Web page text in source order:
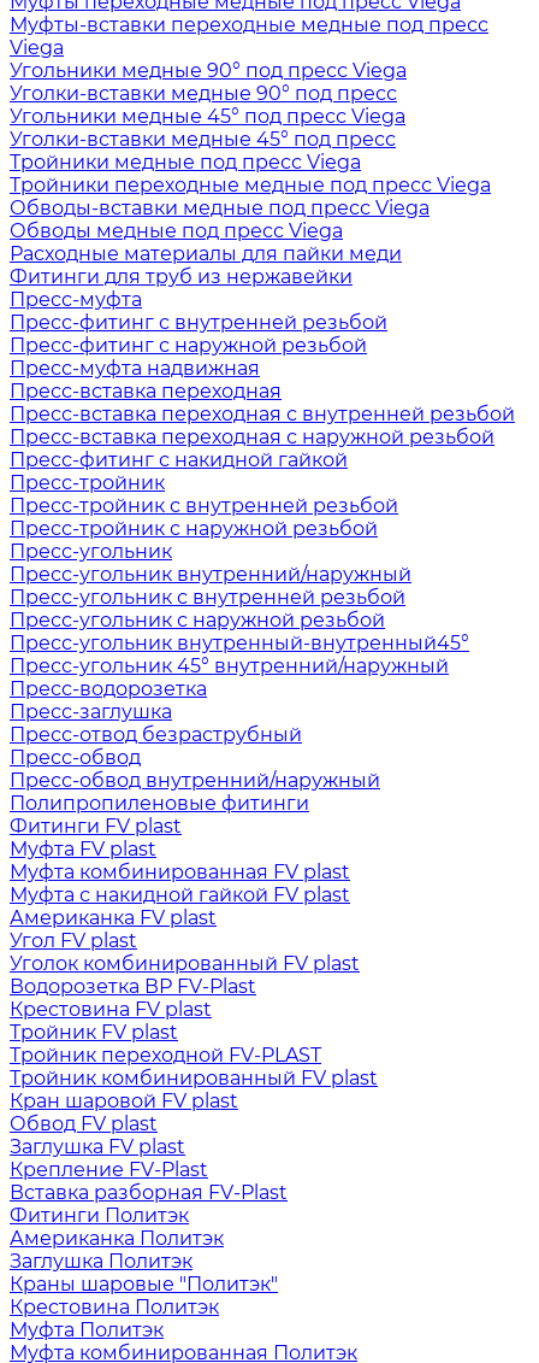
Муфты-вставки переходные медные под пресс
Viega
Угольники медные 90° под пресс Viega
Уголки-вставки медные 90° под пресс
Угольники медные 45° под пресс Viega
Уголки-вставки медные 45° под пресс
Тройники медные под пресс Viega
Тройники переходные медные под пресс Viega
Обводы-вставки медные под пресс Viega
Обводы медные под пресс Viega
Расходные материалы для пайки меди
Фитинги для труб из нержавейки
Пресс-муфта
Пресс-фитинг с внутренней резьбой
Пресс-фитинг с наружной резьбой
Пресс-муфта надвижная
Пресс-вставка переходная
Пресс-вставка переходная с внутренней резьбой
Пресс-вставка переходная с наружной резьбой
Пресс-фитинг с накидной гайкой
Пресс-тройник
Пресс-тройник с внутренней резьбой
Пресс-тройник с наружной резьбой
Пресс-угольник
Пресс-угольник внутренний/наружный
Пресс-угольник с внутренней резьбой
Пресс-угольник с наружной резьбой
Пресс-угольник внутренный-внутренный45°
Пресс-угольник 45° внутренний/наружный
Пресс-водорозетка
Пресс-заглушка
Пресс-отвод безраструбный
Пресс-обвод
Пресс-обвод внутренний/наружный
Полипропиленовые фитинги
Фитинги FV plast
Муфта FV plast
Муфта комбинированная FV plast
Муфта с накидной гайкой FV plast
Американка FV plast
Угол FV plast
Уголок комбинированный FV plast
Водорозетка ВР FV-Plast
Крестовина FV plast
Тройник FV plast
Тройник переходной FV-PLAST
Тройник комбинированный FV plast
Кран шаровой FV plast
Обвод FV plast
Заглушка FV plast
Крепление FV-Plast
Вставка разборная FV-Plast
Фитинги Политэк
Американка Политэк
Заглушка Политэк
Краны шаровые "Политэк"
Крестовина Политэк
Муфта Политэк
Муфта комбинированная Политэк